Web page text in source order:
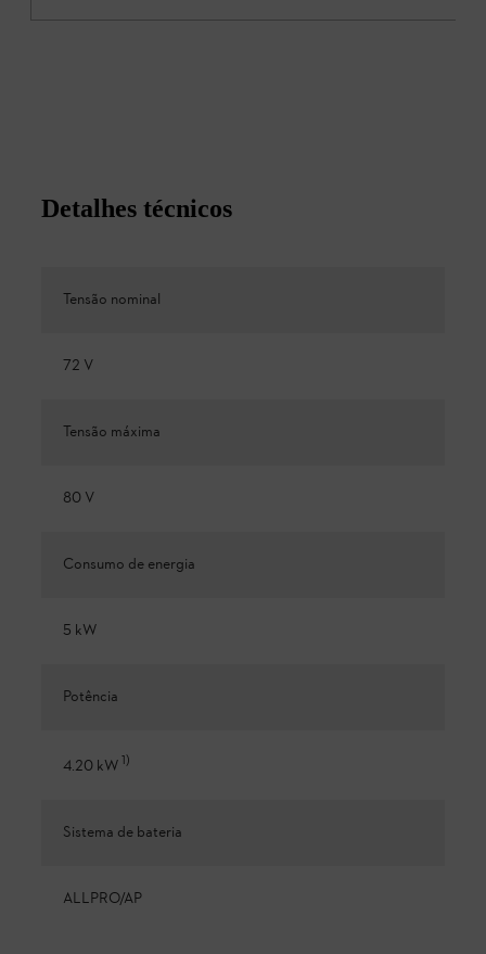
Detalhes técnicos
Tensão nominal
72 V
Tensão máxima
80 V
Consumo de energia
5 kW
Potência
4.20 kW1)
Sistema de bateria
ALLPRO/AP